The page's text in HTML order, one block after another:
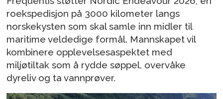
roekspedisjon på 3000 kilometer langs
norskekysten som skal samle inn midler til
maritime veldedige formål. Mannskapet vil
kombinere opplevelsesaspektet med
miljøtiltak som å rydde søppel, overvåke
dyreliv og ta vannprøver.